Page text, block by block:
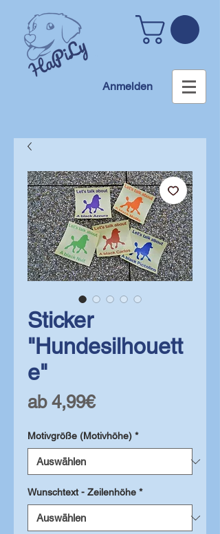
Anmelden
Sticker
"Hundesilhouett
e"
ab 4,99€Sale-
Motivgröße (Motivhöhe) *
Wunschtext - Zeilenhöhe *